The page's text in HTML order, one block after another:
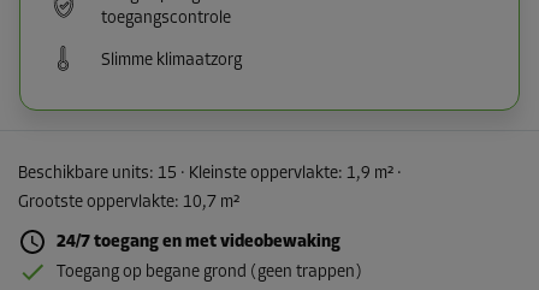
toegangscontrole
Slimme klimaatzorg
Beschikbare units: 15 · Kleinste oppervlakte: 1,9 m² ·
Grootste oppervlakte: 10,7 m²
24/7 toegang en met videobewaking
Toegang op begane grond (geen trappen)